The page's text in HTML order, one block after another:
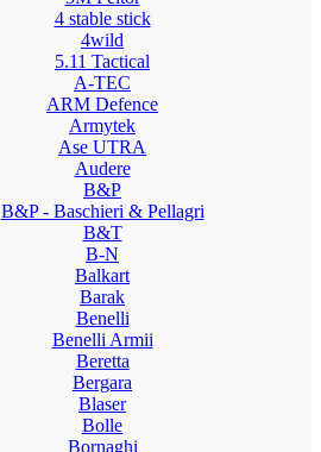
4 stable stick
4wild
5.11 Tactical
A-TEC
ARM Defence
Armytek
Ase UTRA
Audere
B&P
B&P - Baschieri & Pellagri
B&T
B-N
Balkart
Barak
Benelli
Benelli Armii
Beretta
Bergara
Blaser
Bolle
Bornaghi